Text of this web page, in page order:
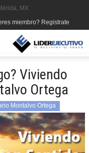
MX
miembro? Registrate
Viviendo
Ortega
Montalvo Ortega